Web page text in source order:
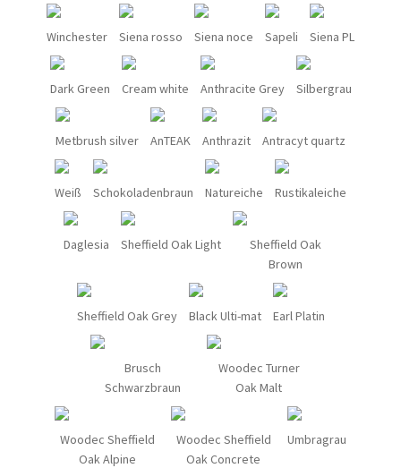
Winchester Siena rosso Siena noce Sapeli Siena PL
Dark Green Cream white Anthracite Grey Silbergrau
Metbrush silver AnTEAK Anthrazit Antracyt quartz
Weiß Schokoladenbraun Natureiche Rustikaleiche
Daglesia Sheffield Oak Light
Sheffield Oak
Brown
Sheffield Oak Grey Black Ulti-mat Earl Platin
Brusch
Schwarzbraun
Woodec Turner
Oak Malt
Woodec Sheffield
Oak Alpine
Woodec Sheffield
Oak Concrete
Umbragrau